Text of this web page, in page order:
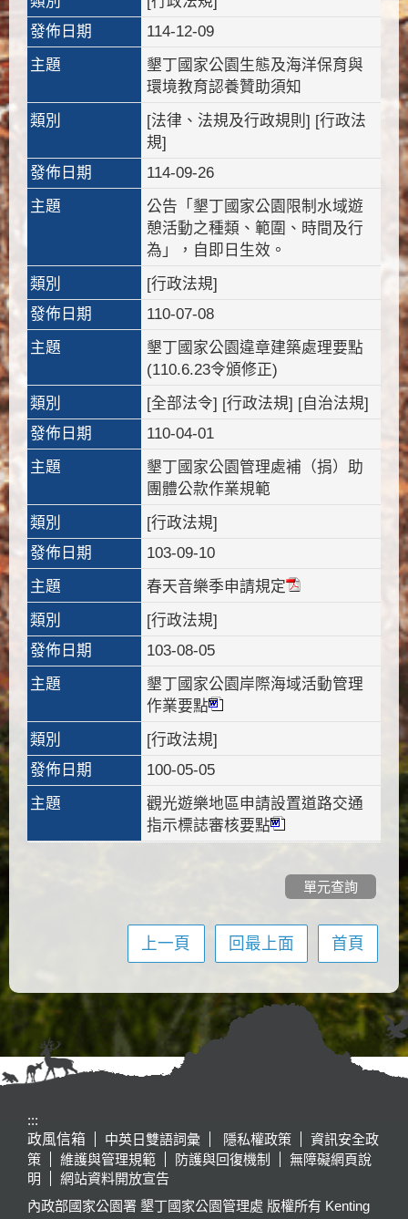
發佈日期
114-12-09
主題
墾丁國家公園生態及海洋保育與
環境教育認養贊助須知
類別
[法律、法規及行政規則] [行政法
規]
發佈日期
114-09-26
主題
公告「墾丁國家公園限制水域遊
憩活動之種類、範圍、時間及行
為」，自即日生效。
類別
[行政法規]
發佈日期
110-07-08
主題
墾丁國家公園違章建築處理要點
(110.6.23令頒修正)
類別
[全部法令] [行政法規] [自治法規]
發佈日期
110-04-01
主題
墾丁國家公園管理處補（捐）助
團體公款作業規範
類別
[行政法規]
發佈日期
103-09-10
主題
春天音樂季申請規定
類別
[行政法規]
發佈日期
103-08-05
主題
墾丁國家公園岸際海域活動管理
作業要點
類別
[行政法規]
發佈日期
100-05-05
主題
觀光遊樂地區申請設置道路交通
指示標誌審核要點
單元查詢
上一頁 回最上面 首頁
:::
政風信箱
中英日雙語詞彙 隱私權政策
資訊安全政
策
維護與管理規範 防護與回復機制
無障礙網頁說
明
網站資料開放宣告
內政部國家公園署 墾丁國家公園管理處 版權所有 Kenting